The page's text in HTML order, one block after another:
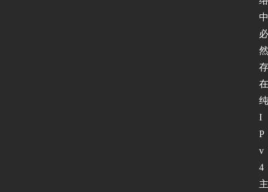
中
必
然
存
在
纯
I
P
v
4
主